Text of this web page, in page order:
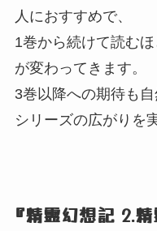
人におすすめで、
1巻から続けて読む
が変わってきます。
3巻以降への期待も自
シリーズの広がりを
『精霊幻想記 2.精